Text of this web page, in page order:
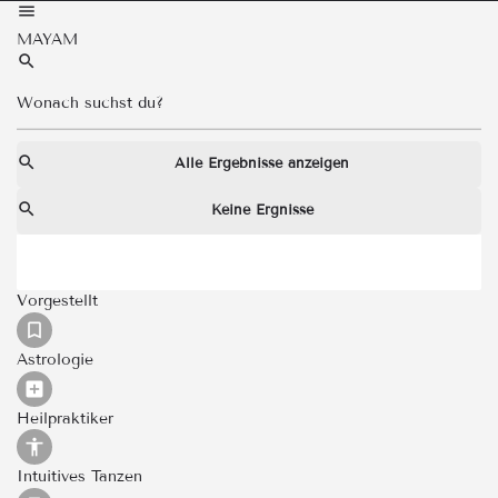
MAYAM
Alle Ergebnisse anzeigen
Keine Ergnisse
Vorgestellt
Astrologie
Heilpraktiker
Intuitives Tanzen